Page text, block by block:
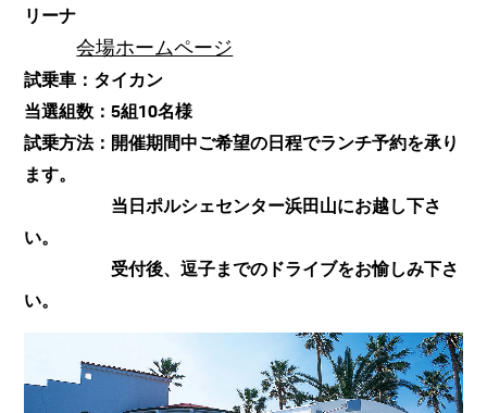
リーナ
会場ホームページ
試乗車：タイカン
当選組数：5組10名様
試乗方法：開催期間中ご希望の日程でランチ予約を承り
ます。
当日ポルシェセンター浜田山にお越し下さ
い。
受付後、逗子までのドライブをお愉しみ下さ
い。